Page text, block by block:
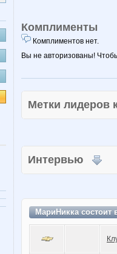
Комплименты
Комплиментов нет.
Вы не авторизованы!
Метки
Интервью
МариНикка состоит